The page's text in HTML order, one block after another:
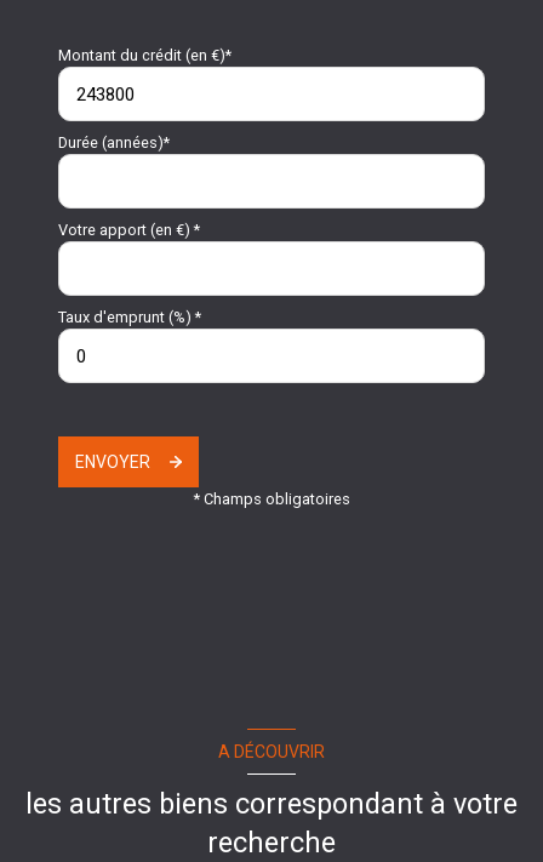
Montant du crédit (en €)*
Durée (années)*
Votre apport (en €) *
Taux d'emprunt (%) *
ENVOYER
* Champs obligatoires
A DÉCOUVRIR
les autres biens correspondant à votre
recherche